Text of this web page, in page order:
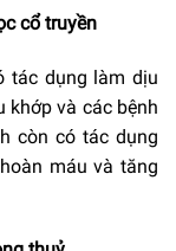
cổ truyền
tác dụng làm dịu
khớp và các bệnh
còn có tác dụng
máu và tăng